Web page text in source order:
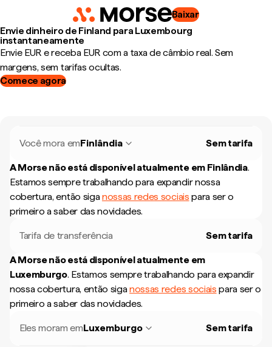
Baixar
Envie dinheiro de Finland para Luxembourg
instantaneamente
Envie EUR e receba EUR com a taxa de câmbio real. Sem
margens, sem tarifas ocultas.
Comece agora
Você mora emFinlândia Sem tarifa
A Morse não está disponível atualmente em Finlândia.
Estamos sempre trabalhando para expandir nossa
cobertura, então siganossas redes sociais para ser o
primeiro a saber das novidades.
Tarifa de transferência Sem tarifa
A Morse não está disponível atualmente em
Luxemburgo. Estamos sempre trabalhando para expandir
nossa cobertura, então siganossas redes sociais para ser o
primeiro a saber das novidades.
Eles moram emLuxemburgo Sem tarifa